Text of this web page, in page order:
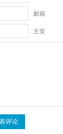
邮箱
主页